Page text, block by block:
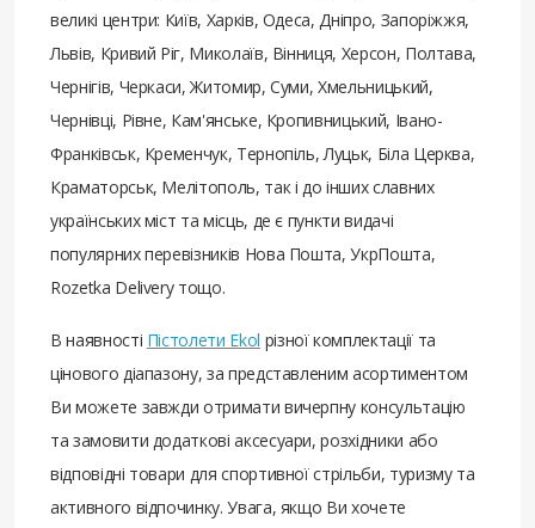
великі центри: Київ, Харків, Одеса, Дніпро, Запоріжжя,
Львів, Кривий Ріг, Миколаїв, Вінниця, Херсон, Полтава,
Чернігів, Черкаси, Житомир, Суми, Хмельницький,
Чернівці, Рівне, Кам'янське, Кропивницький, Івано-
Франківськ, Кременчук, Тернопіль, Луцьк, Біла Церква,
Краматорськ, Мелітополь, так і до інших славних
українських міст та місць, де є пункти видачі
популярних перевізників Нова Пошта, УкрПошта,
Rozetka Delivery тощо.
В наявності Пістолети Ekol різної комплектації та
цінового діапазону, за представленим асортиментом
Ви можете завжди отримати вичерпну консультацію
та замовити додаткові аксесуари, розхідники або
відповідні товари для спортивної стрільби, туризму та
активного відпочинку. Увага, якщо Ви хочете